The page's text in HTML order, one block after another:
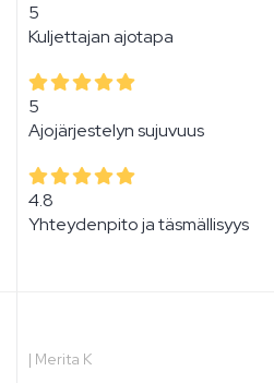
5
Kuljettajan ajotapa
5
Ajojärjestelyn sujuvuus
4.8
Yhteydenpito ja täsmällisyys
| Merita K